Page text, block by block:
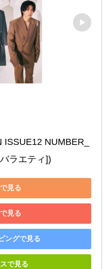
NUMBER_
ラエティ])
見る
見る
ングで見る
で見る